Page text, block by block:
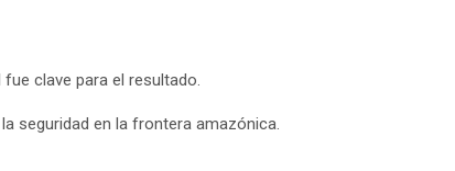
clave para el resultado.
seguridad en la frontera amazónica.